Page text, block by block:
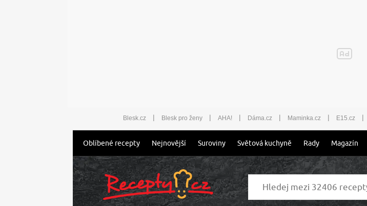
Blesk.cz | Blesk pro ženy | AHA! | Dáma.cz | Maminka.cz | E15.cz |
Oblíbené recepty Nejnovější Suroviny Světová kuchyně Rady Magazín